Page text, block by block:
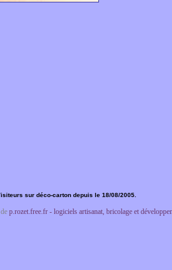
sur déco-carton depuis le 18/08/2005.
p.rozet.free.fr - logiciels artisanat, bricolage et